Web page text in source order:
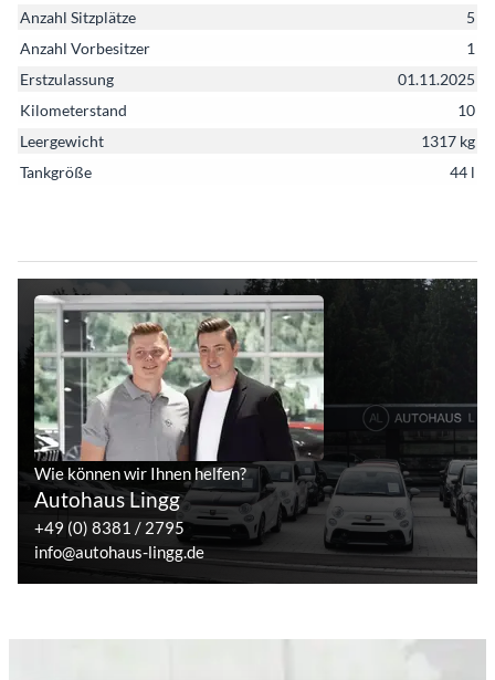
Anzahl Sitzplätze
5
Anzahl Vorbesitzer
1
Erstzulassung
01.11.2025
Kilometerstand
10
Leergewicht
1317 kg
Tankgröße
44 l
Wie können wir Ihnen helfen?
Autohaus Lingg
+49 (0) 8381 / 2795
info@autohaus-lingg.de